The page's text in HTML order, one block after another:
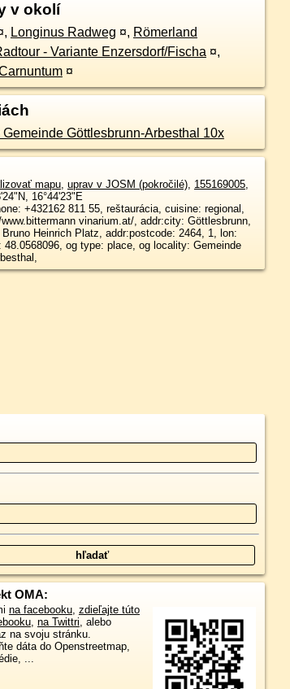
v okolí
, Longinus Radweg ¤, Römerland
- Variante Enzersdorf/Fischa ¤,
¤
Gemeinde Göttlesbrunn-Arbesthal 10x
mapu, uprav v JOSM (pokročilé), 155169005,
, 16°44'23"E
+432162 811 55, reštaurácia, cuisine: regional,
vinarium.at/, addr:city: Göttlesbrunn,
Heinrich Platz, addr:postcode: 2464, 1, lon:
48.0568096, og type: place, og locality: Gemeinde
OMA:
na facebooku, zdieľajte túto
, na Twittri, alebo
na svoju stránku.
dáta do Openstreetmap,
...